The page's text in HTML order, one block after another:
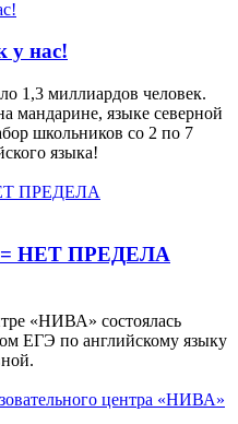
у нас!
1,3 миллиардов человек.
мандарине, языке северной
школьников со 2 по 7
языка!
= НЕТ ПРЕДЕЛА
«НИВА» состоялась
ЕГЭ по английскому языку